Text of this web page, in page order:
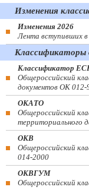
Изменения
Изменения 2026
Лента вступивших в
Классификаторы
Классификатор
Общероссийский
документов ОК 012-
ОКАТО
Общероссийский
территориального
ОКВ
Общероссийский
014-2000
ОКВГУМ
Общероссийский